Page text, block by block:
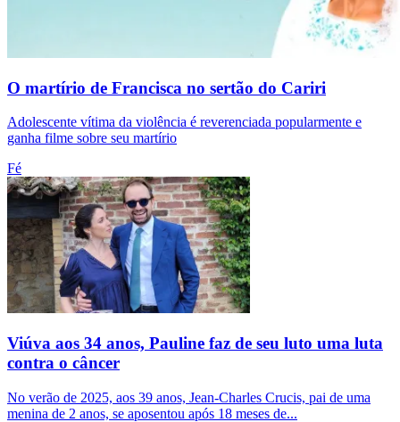
O martírio de Francisca no sertão do Cariri
Adolescente vítima da violência é reverenciada popularmente e
ganha filme sobre seu martírio
Fé
Viúva aos 34 anos, Pauline faz de seu luto uma luta
contra o câncer
No verão de 2025, aos 39 anos, Jean-Charles Crucis, pai de uma
menina de 2 anos, se aposentou após 18 meses de...